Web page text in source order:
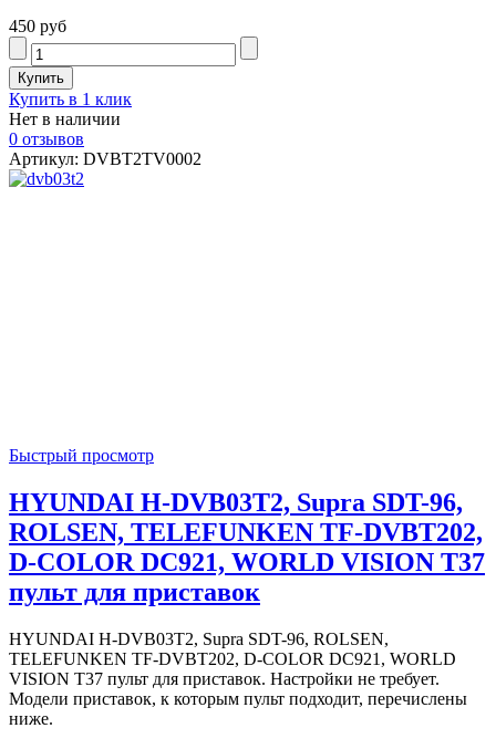
450 руб
Купить в 1 клик
Нет в наличии
0 отзывов
Артикул: DVBT2TV0002
Быстрый просмотр
HYUNDAI H-DVB03T2, Supra SDT-96,
ROLSEN, TELEFUNKEN TF-DVBT202,
D-COLOR DC921, WORLD VISION T37
пульт для приставок
HYUNDAI H-DVB03T2, Supra SDT-96, ROLSEN,
TELEFUNKEN TF-DVBT202, D-COLOR DC921, WORLD
VISION T37 пульт для приставок. Настройки не требует.
Модели приставок, к которым пульт подходит, перечислены
ниже.